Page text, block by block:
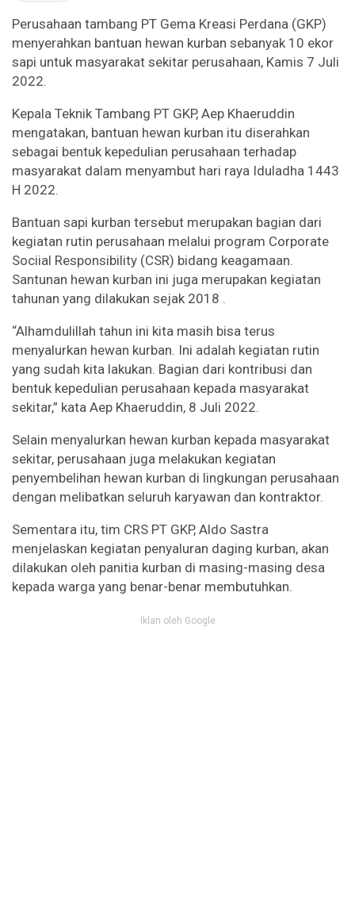
Perusahaan tambang PT Gema Kreasi Perdana (GKP)
menyerahkan bantuan hewan kurban sebanyak 10 ekor
sapi untuk masyarakat sekitar perusahaan, Kamis 7 Juli
2022.
Kepala Teknik Tambang PT GKP, Aep Khaeruddin
mengatakan, bantuan hewan kurban itu diserahkan
sebagai bentuk kepedulian perusahaan terhadap
masyarakat dalam menyambut hari raya Iduladha 1443
H 2022.
Bantuan sapi kurban tersebut merupakan bagian dari
kegiatan rutin perusahaan melalui program Corporate
Sociial Responsibility (CSR) bidang keagamaan.
Santunan hewan kurban ini juga merupakan kegiatan
tahunan yang dilakukan sejak 2018 .
“Alhamdulillah tahun ini kita masih bisa terus
menyalurkan hewan kurban. Ini adalah kegiatan rutin
yang sudah kita lakukan. Bagian dari kontribusi dan
bentuk kepedulian perusahaan kepada masyarakat
sekitar,” kata Aep Khaeruddin, 8 Juli 2022.
Selain menyalurkan hewan kurban kepada masyarakat
sekitar, perusahaan juga melakukan kegiatan
penyembelihan hewan kurban di lingkungan perusahaan
dengan melibatkan seluruh karyawan dan kontraktor.
Sementara itu, tim CRS PT GKP, Aldo Sastra
menjelaskan kegiatan penyaluran daging kurban, akan
dilakukan oleh panitia kurban di masing-masing desa
kepada warga yang benar-benar membutuhkan.
Iklan oleh Google